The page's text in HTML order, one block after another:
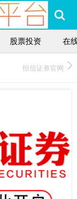
股票投资 在
恒信证券官网